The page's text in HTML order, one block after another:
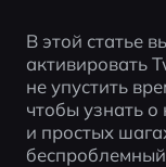
В этой статье
активировать
не упустить
чтобы узнать о
и простых